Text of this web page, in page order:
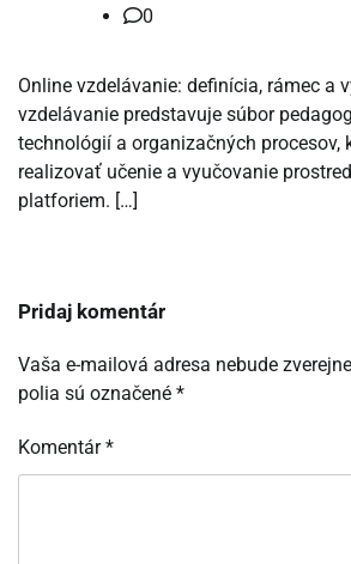
0
Online vzdelávanie: definícia, rámec a
vzdelávanie predstavuje súbor
technológií a organizačných procesov,
realizovať učenie a vyučovanie
platforiem. […]
Pridaj komentár
Vaša e-mailová adresa nebude
polia sú označené *
Komentár*